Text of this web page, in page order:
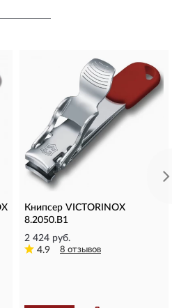
Книпсер VICTORINOX
8.2050.B1
2 424 руб.
4.9
8 отзывов